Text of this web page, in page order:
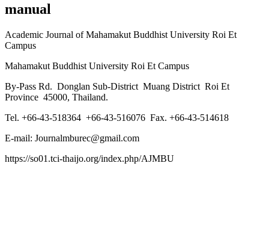
manual
Academic Journal of Mahamakut Buddhist University Roi Et
Campus
Mahamakut Buddhist University Roi Et Campus
By-Pass Rd. Donglan Sub-District Muang District Roi Et
Province 45000, Thailand.
Tel. +66-43-518364 +66-43-516076 Fax. +66-43-514618
E-mail: Journalmburec@gmail.com
https://so01.tci-thaijo.org/index.php/AJMBU